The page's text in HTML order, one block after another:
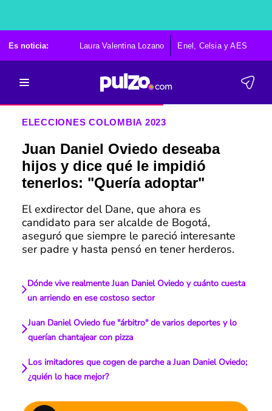
Es noticia: Laura Valentina Lozano Enel, Celsia y AES
ELECCIONES COLOMBIA 2023
Juan Daniel Oviedo deseaba
hijos y dice qué le impidió
tenerlos: "Quería adoptar"
El exdirector del Dane, que ahora es
candidato para ser alcalde de Bogotá,
aseguró que siempre le pareció interesante
ser padre y hasta pensó en tener herderos.
Dónde vive realmente Juan Daniel Oviedo y cuánto cuesta
un arriendo en ese costoso sector
Juan Daniel Oviedo fue "árbitro" de varios deportes y lo
querían chantajear con pizza
Los imitadores que cogen de parche a Juan Daniel Oviedo;
¿quién lo hace mejor?